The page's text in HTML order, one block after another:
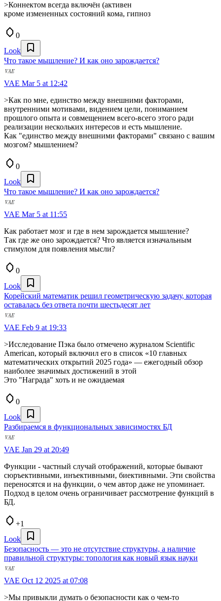
>Коннектом всегда включён (активен
кроме измененных состояний кома, гипноз
0
Look
Что такое мышление? И как оно зарождается?
VAE Mar 5 at 12:42
>Как по мне, единство между внешними факторами,
внутренними мотивами, видением цели, пониманием
прошлого опыта и совмещением всего-всего этого ради
реализации нескольких интересов и есть мышление.
Как "единство между внешними факторами" связано с вашим
мозгом? мышлением?
0
Look
Что такое мышление? И как оно зарождается?
VAE Mar 5 at 11:55
Как работает мозг и где в нем зарождается мышление?
Так где же оно зарождается? Что является изначальным
стимулом для появления мысли?
0
Look
Корейский математик решил геометрическую задачу, которая
оставалась без ответа почти шестьдесят лет
VAE Feb 9 at 19:33
>Исследование Пэка было отмечено журналом Scientific
American, который включил его в список «10 главных
математических открытий 2025 года» — ежегодный обзор
наиболее значимых достижений в этой
Это "Награда" хоть и не ожидаемая
0
Look
Разбираемся в функциональных зависимостях БД
VAE Jan 29 at 20:49
Функции - частный случай отображений, которые бывают
сюръективными, инъективными, биективными. Эти свойства
переносятся и на функции, о чем автор даже не упоминает.
Подход в целом очень ограничивает рассмотрение функций в
БД.
+1
Look
Безопасность — это не отсутствие структуры, а наличие
правильной структуры: топология как новый язык науки
VAE Oct 12 2025 at 07:08
>Мы привыкли думать о безопасности как о чем-то